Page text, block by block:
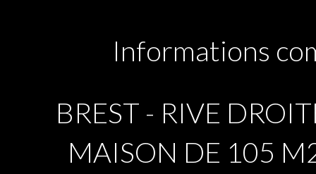
Informations
BREST - RIVE
MAISON DE 105